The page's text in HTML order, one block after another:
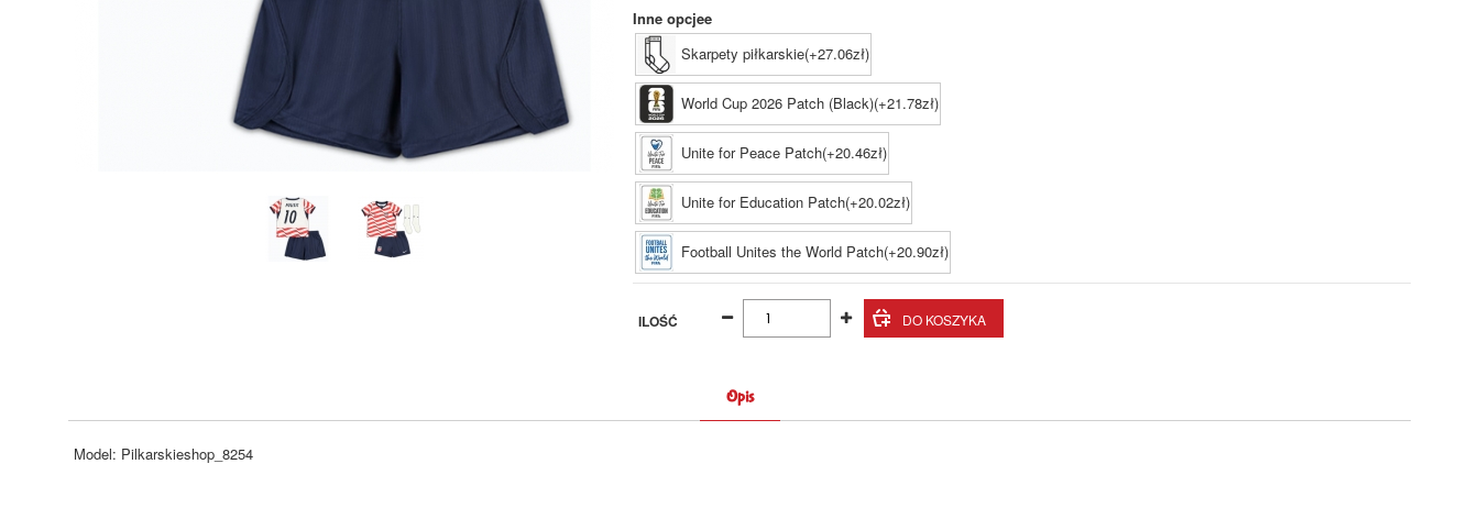
Inne opcjee
Skarpety piłkarskie(+27.06zł)
World Cup 2026 Patch (Black)(+21.78zł)
Unite for Peace Patch(+20.46zł)
Unite for Education Patch(+20.02zł)
Football Unites the World Patch(+20.90zł)
ILOŚĆ
Opis
Model: Pilkarskieshop_8254